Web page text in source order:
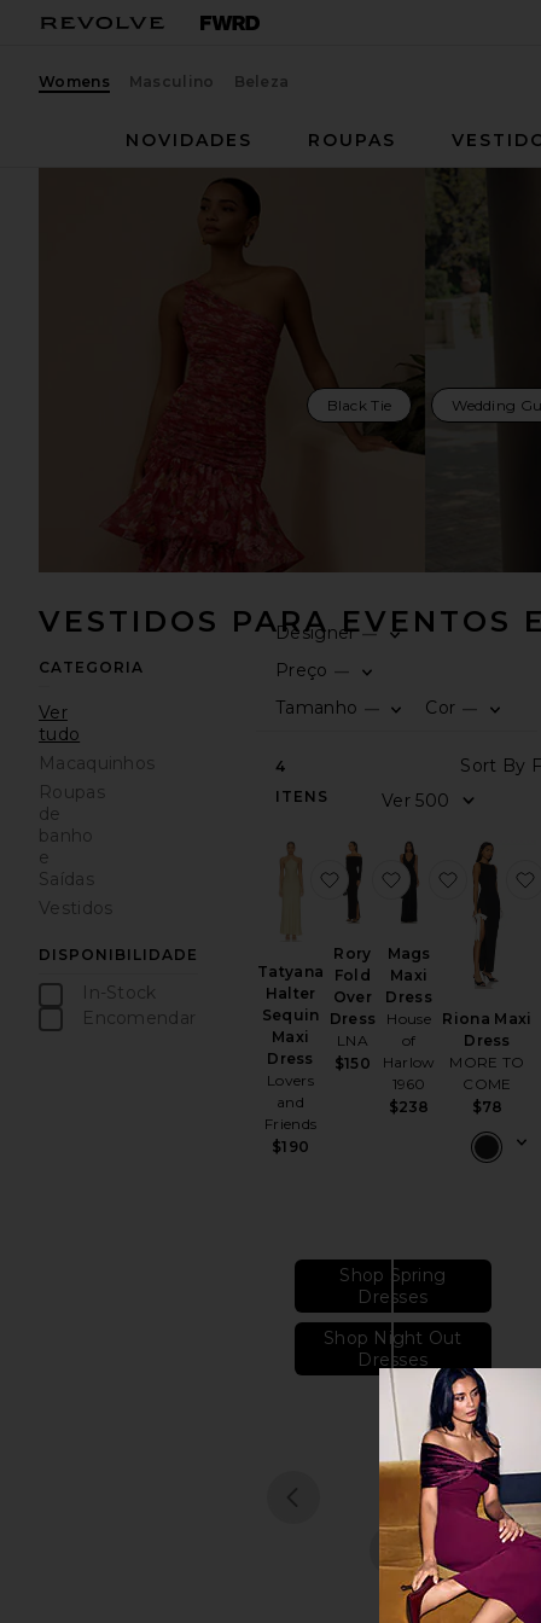
Womens Masculino Beleza
NOVIDADES
ROUPAS
Black Tie Wedding
VESTIDOS PARA EVENTOS
CATEGORIA
Ver
tudo
Macaquinhos
Roupas
de
banho
e
Saídas
Vestidos
DISPONIBILIDADE
In-Stock
peças favoritas
Encomendar
peças favoritas
Designer—
Preço —
Tamanho —
Cor —
4
ITENS
Tatyana
Halter
Sequin
Maxi
Dress
Lovers
and
Friends
$190
favoritoTatyana Halter
Rory
Fold
Over
Dress
LNA
$150
favoritoRory
Mags
Maxi
Dress
House
of
Harlow
1960
$238
Riona Maxi
Dress
MORE TO
COME
$78
Shop Spring
Dresses
Shop Night Out
Dresses
1